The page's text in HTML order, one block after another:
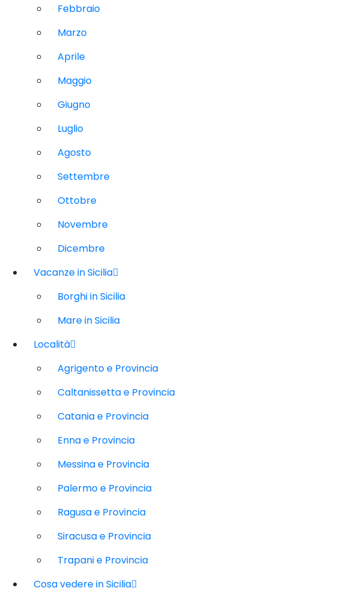
Febbraio
Marzo
Aprile
Maggio
Giugno
Luglio
Agosto
Settembre
Ottobre
Novembre
Dicembre
Vacanze in Sicilia
Borghi in Sicilia
Mare in Sicilia
Località
Agrigento e Provincia
Caltanissetta e Provincia
Catania e Provincia
Enna e Provincia
Messina e Provincia
Palermo e Provincia
Ragusa e Provincia
Siracusa e Provincia
Trapani e Provincia
Cosa vedere in Sicilia